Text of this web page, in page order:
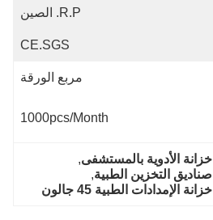
R.P. الصين
CE.SGS
مربع الورقة
1000pcs/month
خزانة الأدوية بالمستشفى ,
صناديق التخزين الطبية,
خزانة الإمدادات الطبية 45 جالون